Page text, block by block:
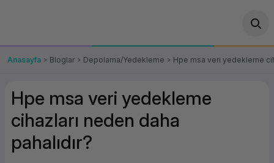
OT/VT Ürünleri
Çözümleri
Ürünler
Anasayfa Bloglar Depolama/Yedekleme Hpe msa veri yedekleme
Hpe msa veri yedekleme
cihazları neden daha
pahalıdır?